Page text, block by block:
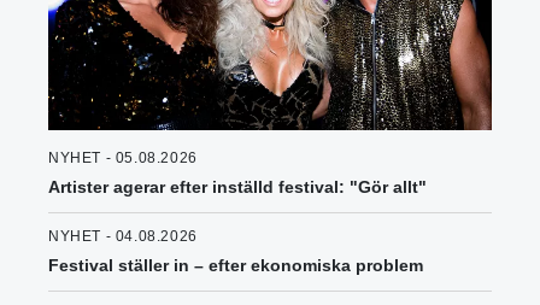
NYHET - 05.08.2026
Artister agerar efter inställd festival: "Gör allt"
NYHET - 04.08.2026
Festival ställer in – efter ekonomiska problem